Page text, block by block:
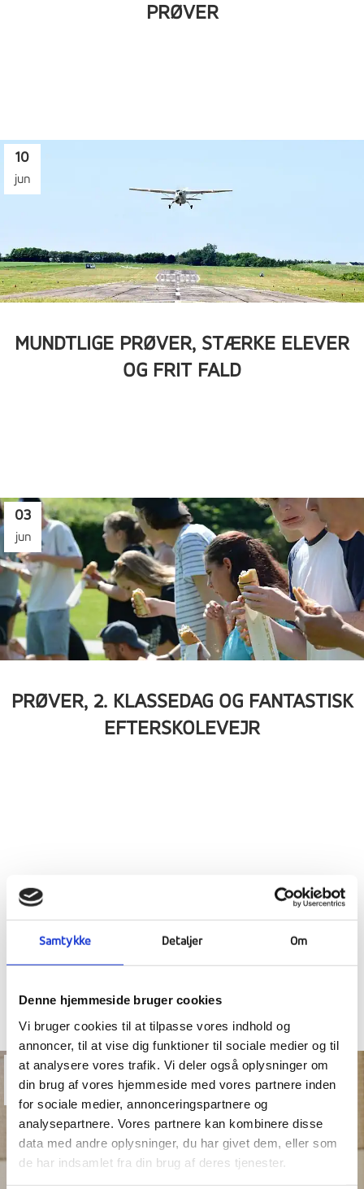
Samtykke Detaljer Om
Denne hjemmeside bruger cookies
Vi bruger cookies til at tilpasse vores indhold og
annoncer, til at vise dig funktioner til sociale medier og til
at analysere vores trafik. Vi deler også oplysninger om
din brug af vores hjemmeside med vores partnere inden
for sociale medier, annonceringspartnere og
analysepartnere. Vores partnere kan kombinere disse
data med andre oplysninger, du har givet dem, eller som
de har indsamlet fra din brug af deres tjenester.
PRØVER
10
jun
MUNDTLIGE PRØVER, STÆRKE ELEVER
OG FRIT FALD
03
jun
PRØVER, 2. KLASSEDAG OG FANTASTISK
EFTERSKOLEVEJR
TAK FOR EN SKØN DAG MED 2.
KLASSERNE
27
maj